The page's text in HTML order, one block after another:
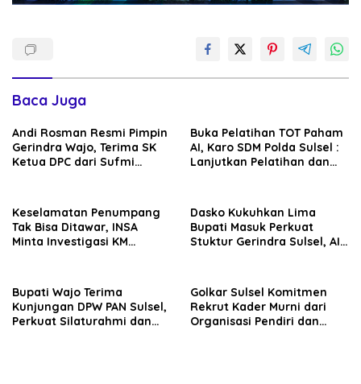
Baca Juga
Andi Rosman Resmi Pimpin
Gerindra Wajo, Terima SK
Ketua DPC dari Sufmi
Buka Pelatihan TOT Paham
AI, Karo SDM Polda Sulsel :
Lanjutkan Pelatihan dan
Keselamatan Penumpang
Tak Bisa Ditawar, INSA
Minta Investigasi KM
Dasko Kukuhkan Lima
Bupati Masuk Perkuat
Stuktur Gerindra Sulsel, AIA
Bupati Wajo Terima
Kunjungan DPW PAN Sulsel,
Perkuat Silaturahmi dan
Golkar Sulsel Komitmen
Rekrut Kader Murni dari
Organisasi Pendiri dan